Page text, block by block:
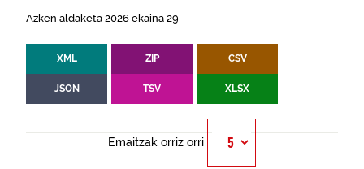
Azken aldaketa 2026 ekaina 29
XML ZIP CSV
JSON TSV XLSX
Emaitzak orriz orri